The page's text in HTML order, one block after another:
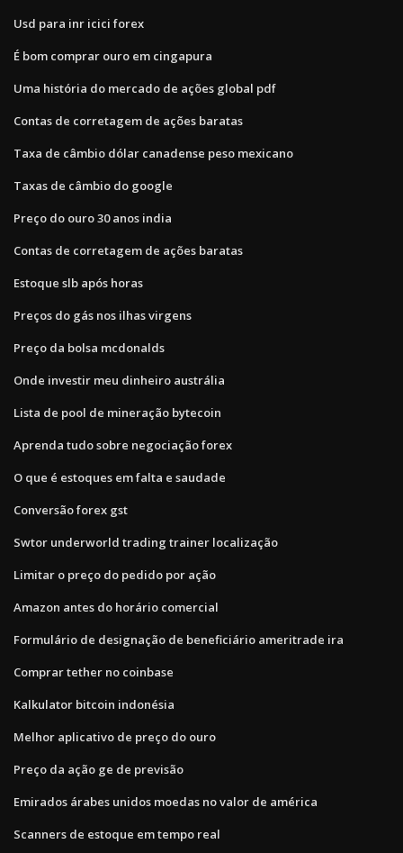
Usd para inr icici forex
É bom comprar ouro em cingapura
Uma história do mercado de ações global pdf
Contas de corretagem de ações baratas
Taxa de câmbio dólar canadense peso mexicano
Taxas de câmbio do google
Preço do ouro 30 anos india
Contas de corretagem de ações baratas
Estoque slb após horas
Preços do gás nos ilhas virgens
Preço da bolsa mcdonalds
Onde investir meu dinheiro austrália
Lista de pool de mineração bytecoin
Aprenda tudo sobre negociação forex
O que é estoques em falta e saudade
Conversão forex gst
Swtor underworld trading trainer localização
Limitar o preço do pedido por ação
Amazon antes do horário comercial
Formulário de designação de beneficiário ameritrade ira
Comprar tether no coinbase
Kalkulator bitcoin indonésia
Melhor aplicativo de preço do ouro
Preço da ação ge de previsão
Emirados árabes unidos moedas no valor de américa
Scanners de estoque em tempo real